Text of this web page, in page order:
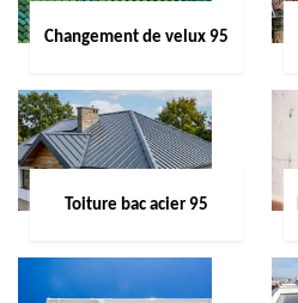
Changement de velux 95
Toiture bac acier 95